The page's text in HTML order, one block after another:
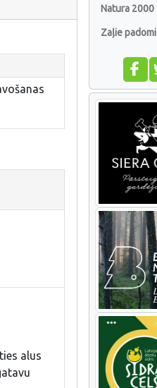
alus
Natura 2000
Zaļie padomi